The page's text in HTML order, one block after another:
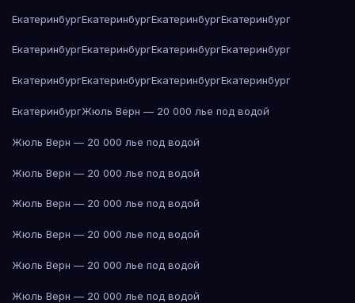
ЕкатеринбургЕкатеринбургЕкатеринбургЕкатеринбург
ЕкатеринбургЕкатеринбургЕкатеринбургЕкатеринбург
ЕкатеринбургЕкатеринбургЕкатеринбургЕкатеринбург
ЕкатеринбургЖюль Верн — 20 000 лье под водой
Жюль Верн — 20 000 лье под водой
Жюль Верн — 20 000 лье под водой
Жюль Верн — 20 000 лье под водой
Жюль Верн — 20 000 лье под водой
Жюль Верн — 20 000 лье под водой
Жюль Верн — 20 000 лье под водой